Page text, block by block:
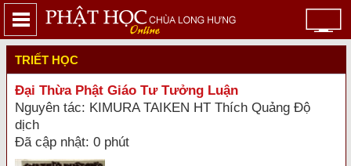
TRIẾT HỌC
Đại Thừa Phật Giáo Tư Tưởng Luận
Nguyên tác: KIMURA TAIKEN HT Thích Quảng Độ
dịch
Đã cập nhật: 0 phút